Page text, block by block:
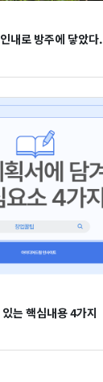
내로 방주에 닿았다.
는 핵심내용 4가지